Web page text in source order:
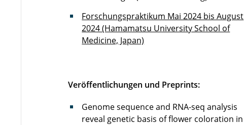
Forschungspraktikum Mai 2024 bis August
2024 (Hamamatsu University School of
Medicine, Japan)
Veröffentlichungen und Preprints:
Genome sequence and RNA-seq analysis
reveal genetic basis of flower coloration in